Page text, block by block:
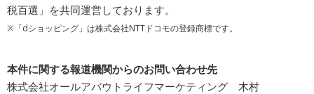
税百選」を共同運営しております。
※「dショッピング」は株式会社NTTドコモの登録商標です。
本件に関する報道機関からのお問い合わせ先
株式会社オールアバウトライフマーケティング 木村